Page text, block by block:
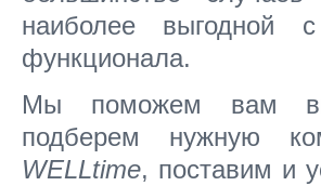
наиболее выгодной
функционала.
Мы поможем вам
подберем нужную
WELLtime, поставим и